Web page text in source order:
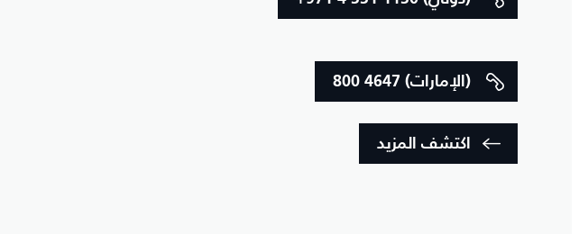
800 4647 (الإمارات)
اكتشف المزيد